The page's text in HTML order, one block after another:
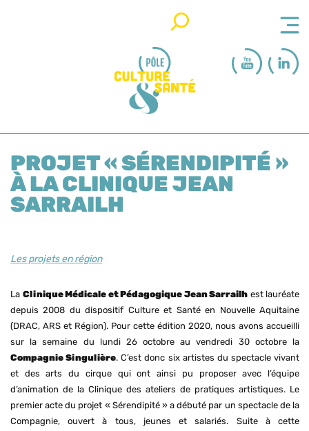
PROJET « SÉRENDIPITÉ »
À LA CLINIQUE JEAN
SARRAILH
Les projets en région
La Clinique Médicale et Pédagogique Jean Sarrailh est lauréate
depuis 2008 du dispositif Culture et Santé en Nouvelle Aquitaine
(DRAC, ARS et Région). Pour cette édition 2020, nous avons accueilli
sur la semaine du lundi 26 octobre au vendredi 30 octobre la
Compagnie Singulière. C’est donc six artistes du spectacle vivant
et des arts du cirque qui ont ainsi pu proposer avec l’équipe
d’animation de la Clinique des ateliers de pratiques artistiques. Le
premier acte du projet « Sérendipité » a débuté par un spectacle de la
Compagnie, ouvert à tous, jeunes et salariés. Suite à cette